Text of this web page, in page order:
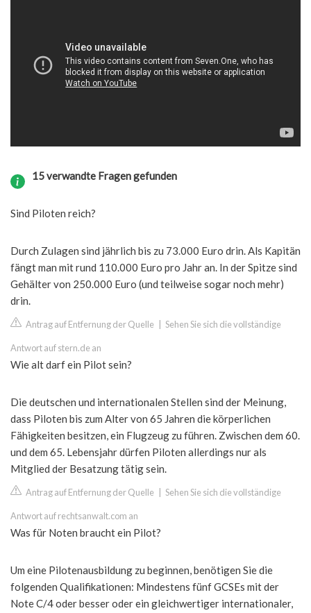
15 verwandte Fragen gefunden
Sind Piloten reich?
Durch Zulagen sind jährlich bis zu 73.000 Euro drin. Als Kapitän
fängt man mit rund 110.000 Euro pro Jahr an. In der Spitze sind
Gehälter von 250.000 Euro (und teilweise sogar noch mehr)
drin.
Antrag auf Entfernung der Quelle Sehen Sie sich die vollständige
Antwort auf stern.de an
Wie alt darf ein Pilot sein?
Die deutschen und internationalen Stellen sind der Meinung,
dass Piloten bis zum Alter von 65 Jahren die körperlichen
Fähigkeiten besitzen, ein Flugzeug zu führen. Zwischen dem 60.
und dem 65. Lebensjahr dürfen Piloten allerdings nur als
Mitglied der Besatzung tätig sein.
Antrag auf Entfernung der Quelle Sehen Sie sich die vollständige
Antwort auf rechtsanwalt.com an
Was für Noten braucht ein Pilot?
Um eine Pilotenausbildung zu beginnen, benötigen Sie die
folgenden Qualifikationen: Mindestens fünf GCSEs mit der
Note C/4 oder besser oder ein gleichwertiger internationaler,